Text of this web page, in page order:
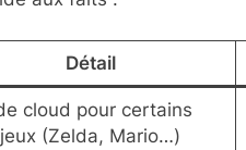
Détail
cloud pour certains
(Zelda, Mario…)